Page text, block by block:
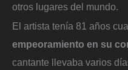
otros lugares del mundo.
El artista tenía 81 años
empeoramiento en su
cantante llevaba varios